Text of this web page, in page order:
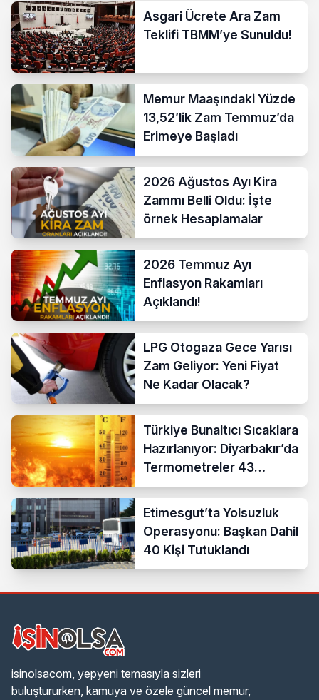
Asgari Ücrete Ara Zam
Teklifi TBMM’ye Sunuldu!
Memur Maaşındaki Yüzde
13,52’lik Zam Temmuz’da
Erimeye Başladı
2026 Ağustos Ayı Kira
Zammı Belli Oldu: İşte
örnek Hesaplamalar
2026 Temmuz Ayı
Enflasyon Rakamları
Açıklandı!
LPG Otogaza Gece Yarısı
Zam Geliyor: Yeni Fiyat
Ne Kadar Olacak?
Türkiye Bunaltıcı Sıcaklara
Hazırlanıyor: Diyarbakır’da
Termometreler 43
Dereceyi Gösterecek
Etimesgut’ta Yolsuzluk
Operasyonu: Başkan Dahil
40 Kişi Tutuklandı
isinolsacom, yepyeni temasıyla sizleri
buluştururken, kamuya ve özele güncel memur,